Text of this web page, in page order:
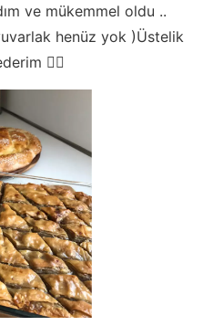
ve mükemmel oldu ..
henüz yok )Üstelik
🙋‍♀️